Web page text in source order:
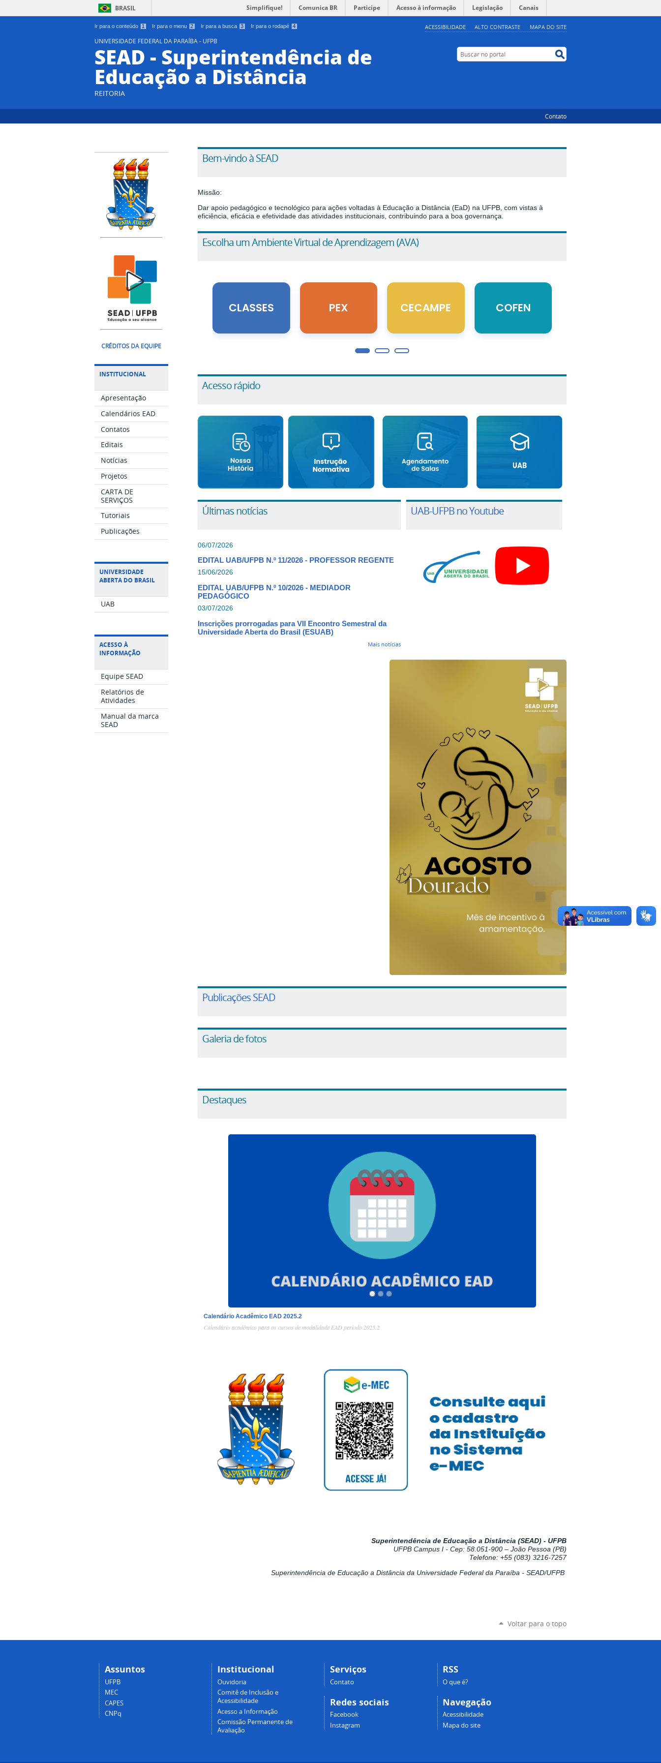
Ir para o conteúdo 1 Ir para o menu 2 Ir para a busca 3 Ir para o rodapé 4 ACESSIBILIDADE ALTO CONTRASTE MAPA DO SITE
BRASIL Simplifique! Comunica BR Participe Acesso à informação Legislação Canais
UNIVERSIDADE FEDERAL DA PARAÍBA - UFPB
SEAD - Superintendência de
Educação a Distância
REITORIA
Buscar no portal
Contato
CRÉDITOS DA EQUIPE
INSTITUCIONAL
Apresentação
Calendários EAD
Contatos
Editais
Notícias
Projetos
CARTA DE
SERVIÇOS
Tutoriais
Publicações
UNIVERSIDADE
ABERTA DO BRASIL
UAB
ACESSO À
INFORMAÇÃO
Equipe SEAD
Relatórios de
Atividades
Manual da marca
SEAD
Bem-vindo à SEAD
Missão:
Dar apoio pedagógico e tecnológico para ações voltadas à Educação a Distância (EaD) na UFPB, com vistas à
eficiência, eficácia e efetividade das atividades institucionais, contribuindo para a boa governança.
Escolha um Ambiente Virtual de Aprendizagem (AVA)
Acesso rápido
Últimas notícias
06/07/2026
EDITAL UAB/UFPB N.º 11/2026 - PROFESSOR REGENTE
15/06/2026
EDITAL UAB/UFPB N.º 10/2026 - MEDIADOR
PEDAGÓGICO
03/07/2026
Inscrições prorrogadas para VII Encontro Semestral da
Universidade Aberta do Brasil (ESUAB)
Mais notícias
UAB-UFPB no Youtube
Publicações SEAD
Galeria de fotos
Destaques
Calendário Acadêmico EAD 2025.2
Calendário acadêmico para os cursos de modalidade EAD período 2025.2
Superintendência de Educação a Distância (SEAD) - UFPB
UFPB Campus I - Cep: 58.051-900 – João Pessoa (PB)
Telefone: +55 (083) 3216-7257
Superintendência de Educação a Distância da Universidade Federal da Paraíba - SEAD/UFPB
Voltar para o topo
Assuntos
UFPB
MEC
CAPES
CNPq
Institucional
Ouvidoria
Comitê de Inclusão e
Acessibilidade
Acesso a Informação
Comissão Permanente de
Avaliação
Serviços
Contato
Redes sociais
Facebook
Instagram
RSS
O que é?
Navegação
Acessibilidade
Mapa do site